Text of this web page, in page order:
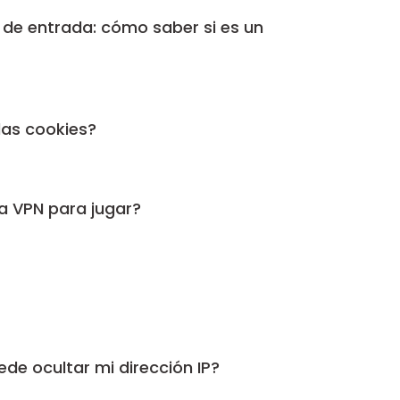
entrada: cómo saber si es un
cookies?
VPN para jugar?
ocultar mi dirección IP?